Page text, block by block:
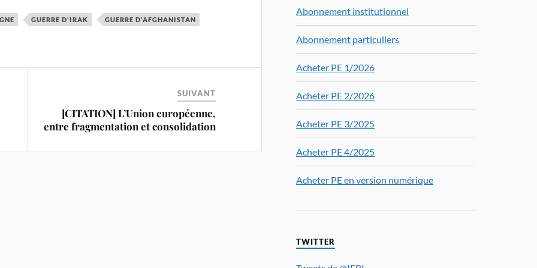
GUERRE D'IRAK GUERRE D'AFGHANISTAN
SUIVANT
[CITATION] L’Union européenne,
entre fragmentation et consolidation
Abonnement institutionnel
Abonnement particuliers
Acheter PE 1/2026
Acheter PE 2/2026
Acheter PE 3/2025
Acheter PE 4/2025
Acheter PE en version numérique
TWITTER